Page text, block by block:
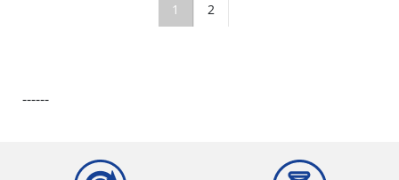
1 2
------